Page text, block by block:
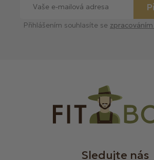
Přihlášením souhlasíte se
Sledujte nás